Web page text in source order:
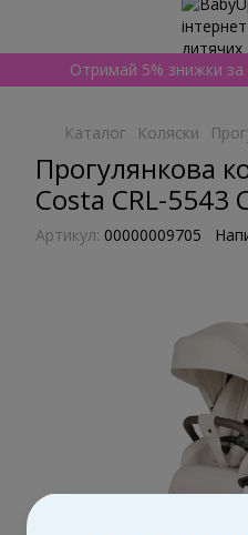
Отримай 5% знижки за
Каталог Коляски
Прогулянкова
Costa CRL-5543
Артикул: 00000009705